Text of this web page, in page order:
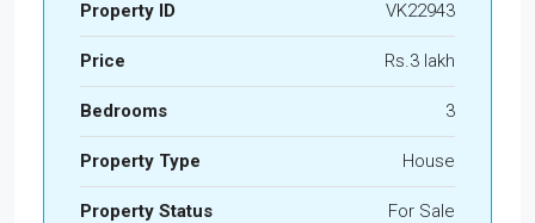
Property ID VK22943
Price Rs.3 lakh
Bedrooms 3
Property Type House
Property Status For Sale